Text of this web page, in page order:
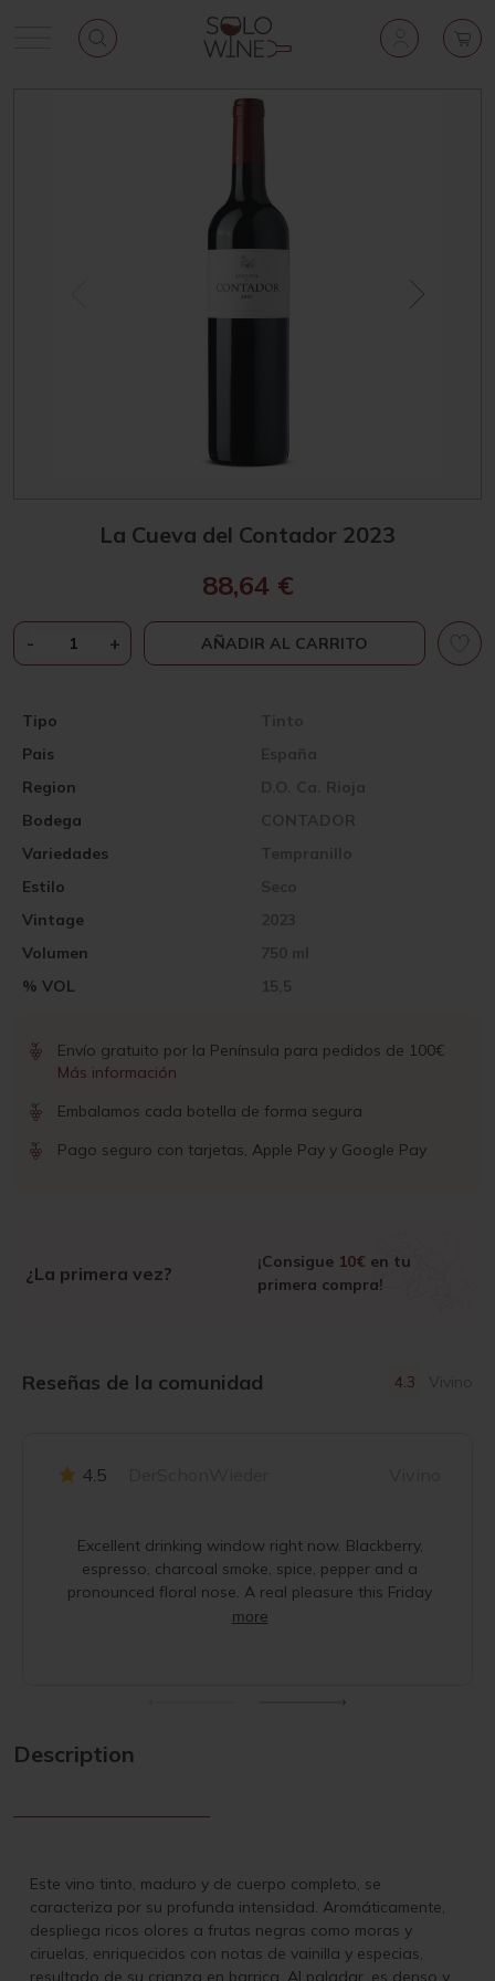
La Cueva del Contador 2023
Pais España
Vintage 2023
Region D.O. Ca. Rioja
Volumen 750 ml
Bodega CONTADOR
% VOL 15,5
Variedades Tempranillo
Tipo Tinto
Estilo Seco
88,64 €
-LA
CUEVA
CONTADOR
2023
CANTIDAD
+ AÑADIR AL CARRITO
Envío gratuito por la Península para pedidos de 100€
Más información
Embalamos cada botella de forma segura
Pago seguro con tarjetas, Apple Pay y Google Pay
¿La primera vez?
¡Consigue 10€ en tu
primera compra!
Reseñas de la comunidad 4.3 Vivino
4.5
Excellent drinking window right now. Blackberry,
espresso, charcoal smoke, spice, pepper and a
pronounced floral nose. A real pleasure this Friday
more
Description
Este vino tinto, maduro y de cuerpo completo, se
caracteriza por su profunda intensidad. Aromáticamente,
despliega ricos olores a frutas negras como moras y
ciruelas, enriquecidos con notas de vainilla y especias,
resultado de su crianza en barrica. Al paladar, es denso y